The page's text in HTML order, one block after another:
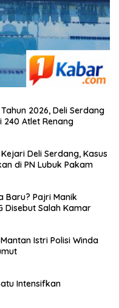
2026, Deli Serdang
240 Atlet Renang
Deli Serdang, Kasus
di PN Lubuk Pakam
Baru? Pajri Manik
Disebut Salah Kamar
Istri Polisi Winda
Intensifkan